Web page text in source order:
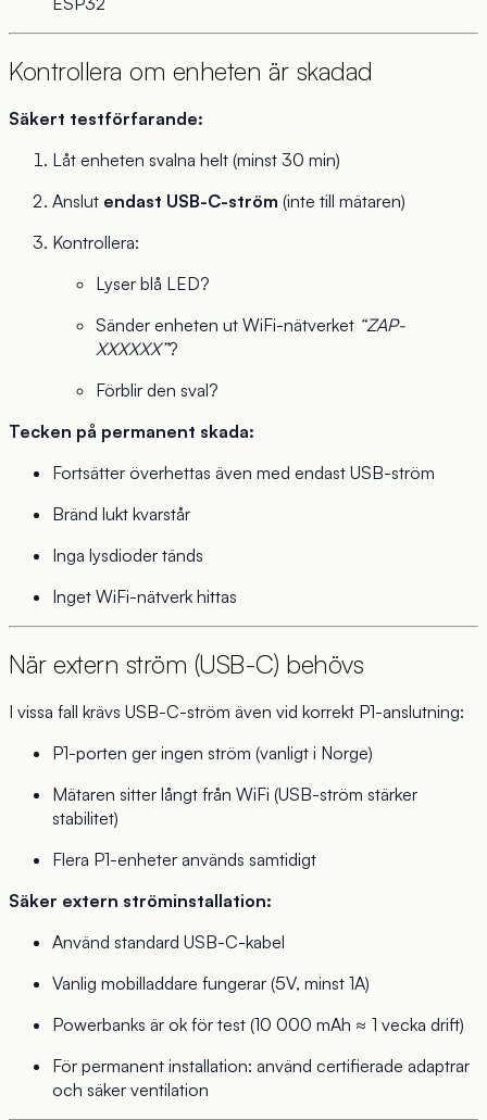
Kontrollera om enheten är skadad
Säkert testförfarande:
Låt enheten svalna helt (minst 30 min)
Anslut endast USB-C-ström (inte till mätaren)
Kontrollera:
Lyser blå LED?
Sänder enheten ut WiFi-nätverket “ZAP-
XXXXXX”?
Förblir den sval?
Tecken på permanent skada:
Fortsätter överhettas även med endast USB-ström
Bränd lukt kvarstår
Inga lysdioder tänds
Inget WiFi-nätverk hittas
När extern ström (USB-C) behövs
I vissa fall krävs USB-C-ström även vid korrekt P1-anslutning:
P1-porten ger ingen ström (vanligt i Norge)
Mätaren sitter långt från WiFi (USB-ström stärker
stabilitet)
Flera P1-enheter används samtidigt
Säker extern ströminstallation:
Använd standard USB-C-kabel
Vanlig mobilladdare fungerar (5V, minst 1A)
Powerbanks är ok för test (10 000 mAh ≈ 1 vecka drift)
För permanent installation: använd certifierade adaptrar
och säker ventilation